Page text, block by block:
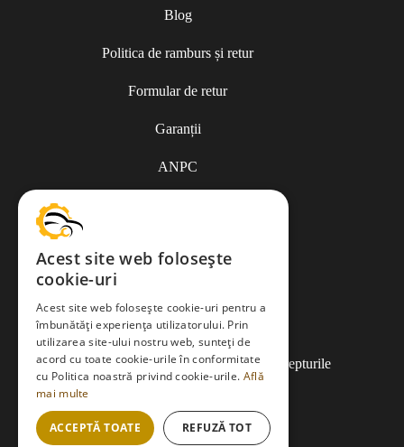
Blog
Politica de ramburs și retur
Formular de retur
Garanții
ANPC
Termeni și condiții
Politica de confidențialitate
Copyright © 2013-2026EDMauto.roToate drepturile
rezervate.
Acest site web folosește
cookie-uri
Acest site web folosește cookie-uri pentru a
îmbunătăți experiența utilizatorului. Prin
utilizarea site-ului nostru web, sunteți de
acord cu toate cookie-urile în conformitate
cu Politica noastră privind cookie-urile. Află
mai multe
ACCEPTĂ TOATE REFUZĂ TOT